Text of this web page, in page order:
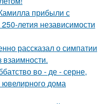
прибыли с
летия независимости
рассказал о симпатии
взаимности.
во - де - серне,
дома